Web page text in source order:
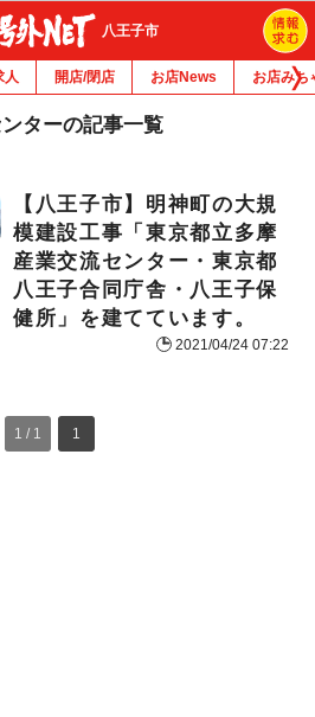
八王子市
人 開店/閉店 お店News お店みち
ターの記事一覧
【八王子市】明神町の大規
模建設工事「東京都立多摩
産業交流センター・東京都
八王子合同庁舎・八王子保
健所」を建てています。
2021/04/24 07:22
1 / 1 1